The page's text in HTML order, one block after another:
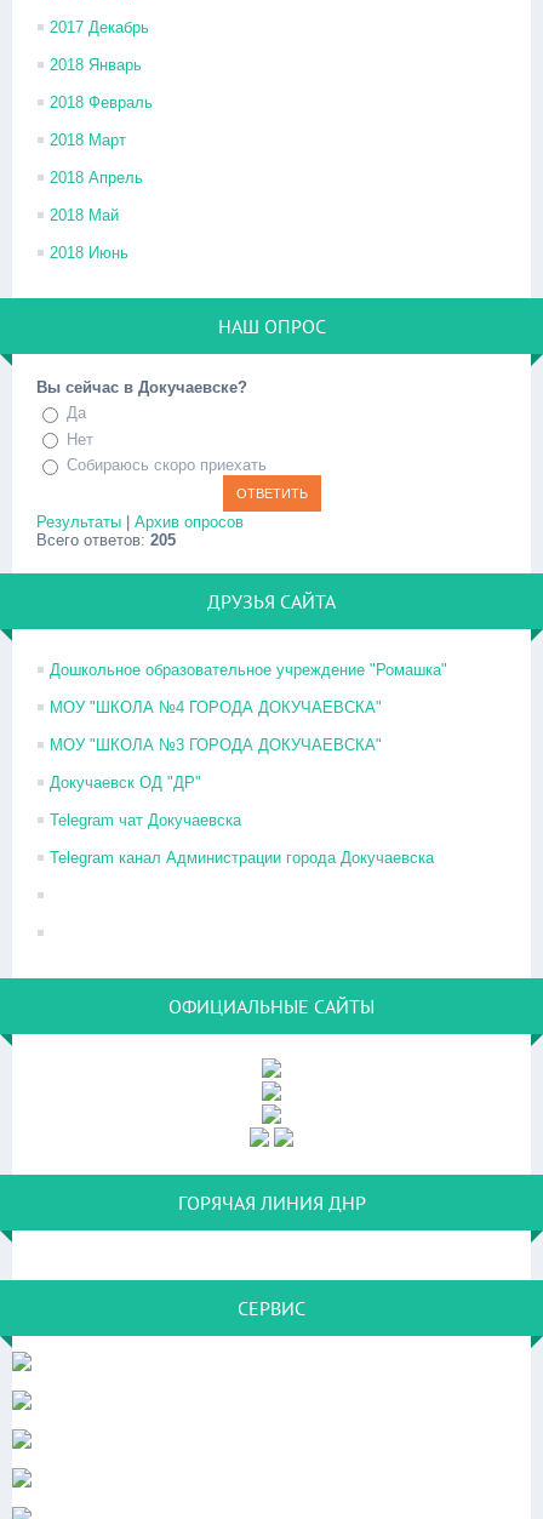
2017 Декабрь
2018 Январь
2018 Февраль
2018 Март
2018 Апрель
2018 Май
2018 Июнь
НАШ ОПРОС
Вы сейчас в Докучаевске?
Да
Нет
Собираюсь скоро приехать
Результаты | Архив опросов
Всего ответов: 205
ДРУЗЬЯ САЙТА
Дошкольное образовательное учреждение "Ромашка"
МОУ "ШКОЛА №4 ГОРОДА ДОКУЧАЕВСКА"
МОУ "ШКОЛА №3 ГОРОДА ДОКУЧАЕВСКА"
Докучаевск ОД "ДР"
Telegram чат Докучаевска
Telegram канал Администрации города Докучаевска
ОФИЦИАЛЬНЫЕ САЙТЫ
ГОРЯЧАЯ ЛИНИЯ ДНР
СЕРВИС